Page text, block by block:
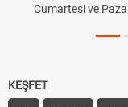
Cumartesi ve
KEŞFET